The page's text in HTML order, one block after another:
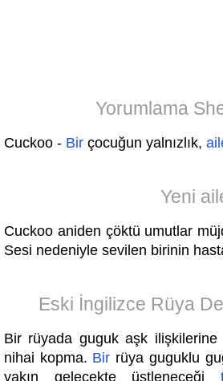
Yorumlama
Cuckoo - Bir çocuğun yalnızlık,
Yeni
Cuckoo aniden çöktü umutlar
Sesi nedeniyle sevilen birinin
Eski İngilizce Rüya
Bir rüyada guguk aşk
nihai kopma. Bir rüya guguklu
yakın gelecekte üstleneceği